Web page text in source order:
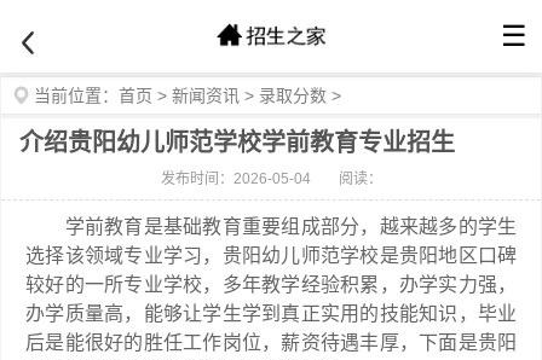
☰
当前位置： 首页 > 新闻资讯 > 录取分数 >
介绍贵阳幼儿师范学校学前教育专业招生
发布时间：2026-05-04 阅读：
学前教育是基础教育重要组成部分，越来越多的学生
选择该领域专业学习，贵阳幼儿师范学校是贵阳地区口碑
较好的一所专业学校，多年教学经验积累，办学实力强，
办学质量高，能够让学生学到真正实用的技能知识，毕业
后是能很好的胜任工作岗位，薪资待遇丰厚，下面是贵阳